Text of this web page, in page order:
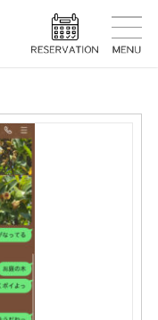
MENU メニュー
HAIR STYLE
HAIR CARE
HEAD SPA
EYELASH